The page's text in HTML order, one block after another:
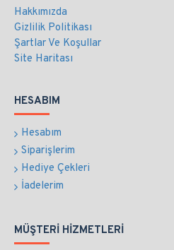
Hakkımızda
Gizlilik Politikası
Şartlar Ve Koşullar
Site Haritası
HESABIM
Hesabım
Siparişlerim
Hediye Çekleri
İadelerim
MÜŞTERI HIZMETLERI